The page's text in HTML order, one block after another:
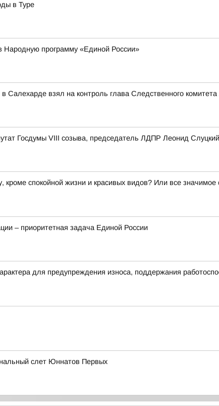
в Туре
программу «Единой России»
Салехарде взял на контроль глава Следственного
Госдумы VIII созыва, председатель ЛДПР Леонид Слуцкий
кроме спокойной жизни и красивых видов? Или все
– приоритетная задача Единой России
для предупреждения износа, поддержания
слет Юннатов Первых